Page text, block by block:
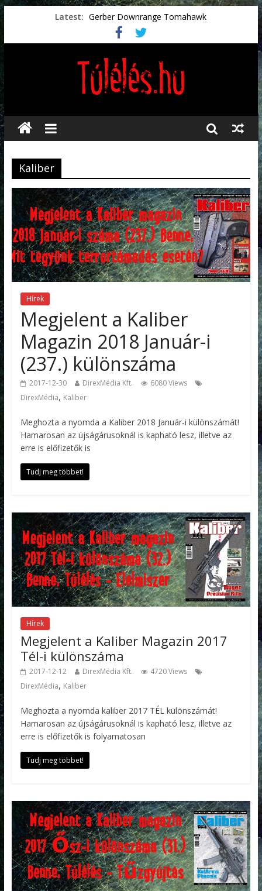
Latest: Gerber Downrange Tomahawk
Vészhelyzeti élelmiszerek
Svéd vészhelyzeti tájékoztató.
Vészhelyzetkezelés
Préselt törlőkendők
Kaliber
Hírek
Megjelent a Kaliber
Magazin 2018 Január-i
(237.) különszáma
2017-12-30 DirexMédia Kft.
6080 Views
DirexMédia, Kaliber
Meghozta a nyomda a Kaliber 2018 Január-i különszámát!
Hamarosan az újságárusoknál is kapható lesz, illetve az
erre is előfizetők is
Tudj meg többet!
Hírek
Megjelent a Kaliber Magazin 2017
Tél-i különszáma
2017-12-12 DirexMédia Kft.
4720 Views
DirexMédia, Kaliber
Meghozta a nyomda kaliber 2017 TÉL különszámát!
Hamarosan az újságárusoknál is kapható lesz, illetve az
erre is előfizetők is folyamatosan
Tudj meg többet!